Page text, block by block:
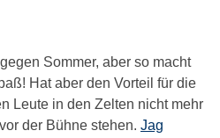
Sommer, aber so macht
Hat aber den Vorteil für die
Leute in den Zelten nicht mehr
der Bühne stehen. Jag